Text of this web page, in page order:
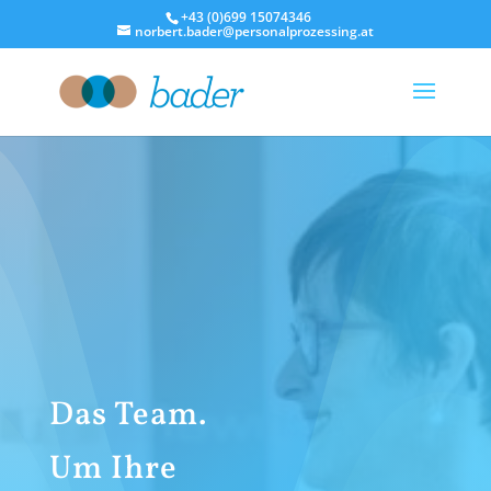
+43 (0)699 15074346
norbert.bader@personalprozessing.at
Das Team.
Um Ihre